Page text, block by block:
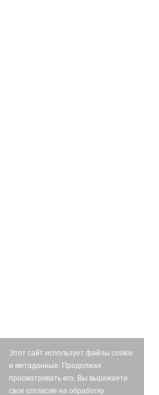
Этот сайт использует файлы cookie
и метаданные. Продолжая
просматривать его, Вы выражаете
свое согласие на обработку